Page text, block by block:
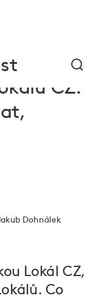
CZ:
Dohnálek
Lokál CZ,
Co